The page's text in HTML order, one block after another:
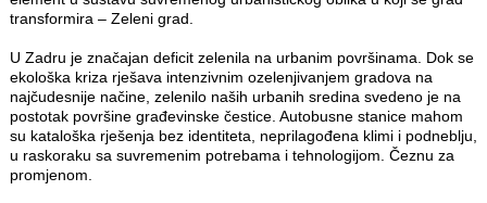
transformira – Zeleni grad.
U Zadru je značajan deficit zelenila na urbanim površinama. Dok se
ekološka kriza rješava intenzivnim ozelenjivanjem gradova na
najčudesnije načine, zelenilo naših urbanih sredina svedeno je na
postotak površine građevinske čestice. Autobusne stanice mahom
su kataloška rješenja bez identiteta, neprilagođena klimi i podneblju,
u raskoraku sa suvremenim potrebama i tehnologijom. Čeznu za
promjenom.